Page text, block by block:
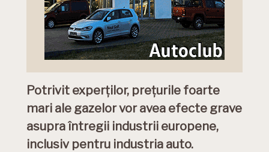
Potrivit experților, prețurile foarte
mari ale gazelor vor avea efecte grave
asupra întregii industrii europene,
inclusiv pentru industria auto.